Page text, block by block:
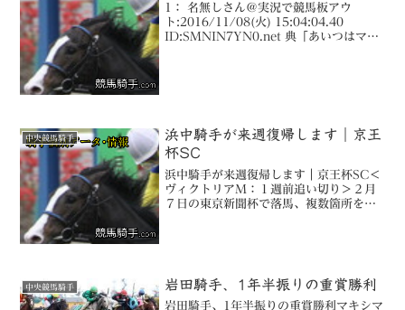
1： 名無しさん＠実況で競馬板アウ
ト:2016/11/08(火) 15:04:04.40
ID:SMNIN7YN0.net 典「あいつはマジ
中央競馬騎手
浜中騎手が来週復帰します｜京王
杯SC
浜中騎手が来週復帰します｜京王杯SC＜
ヴィクトリアＭ：１週前追い切り＞２月
７日の東京新聞杯で落馬、複数箇所を骨
中央競馬騎手 岩田騎手、1年半振りの重賞勝利
岩田騎手、1年半振りの重賞勝利マキシマ